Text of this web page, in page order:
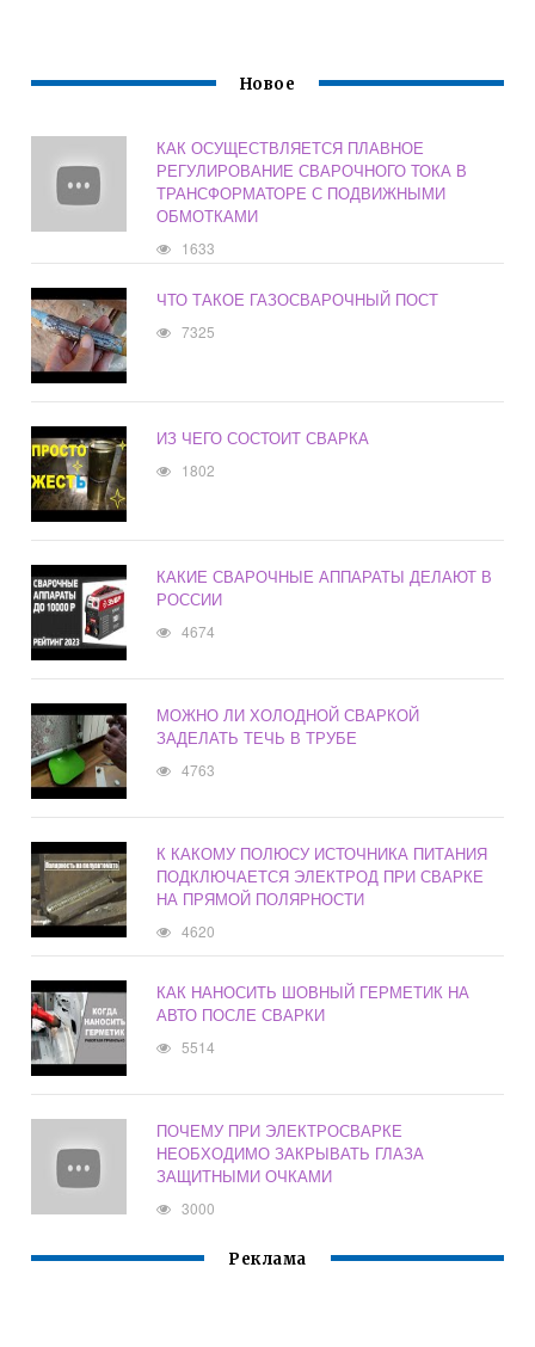
Новое
КАК ОСУЩЕСТВЛЯЕТСЯ ПЛАВНОЕ
РЕГУЛИРОВАНИЕ СВАРОЧНОГО ТОКА В
ТРАНСФОРМАТОРЕ С ПОДВИЖНЫМИ
ОБМОТКАМИ
1633
ЧТО ТАКОЕ ГАЗОСВАРОЧНЫЙ ПОСТ
7325
ИЗ ЧЕГО СОСТОИТ СВАРКА
1802
КАКИЕ СВАРОЧНЫЕ АППАРАТЫ ДЕЛАЮТ В
РОССИИ
4674
МОЖНО ЛИ ХОЛОДНОЙ СВАРКОЙ
ЗАДЕЛАТЬ ТЕЧЬ В ТРУБЕ
4763
К КАКОМУ ПОЛЮСУ ИСТОЧНИКА ПИТАНИЯ
ПОДКЛЮЧАЕТСЯ ЭЛЕКТРОД ПРИ СВАРКЕ
НА ПРЯМОЙ ПОЛЯРНОСТИ
4620
КАК НАНОСИТЬ ШОВНЫЙ ГЕРМЕТИК НА
АВТО ПОСЛЕ СВАРКИ
5514
ПОЧЕМУ ПРИ ЭЛЕКТРОСВАРКЕ
НЕОБХОДИМО ЗАКРЫВАТЬ ГЛАЗА
ЗАЩИТНЫМИ ОЧКАМИ
3000
Реклама